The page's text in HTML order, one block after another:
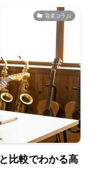
音楽コラム
比較でわかる高